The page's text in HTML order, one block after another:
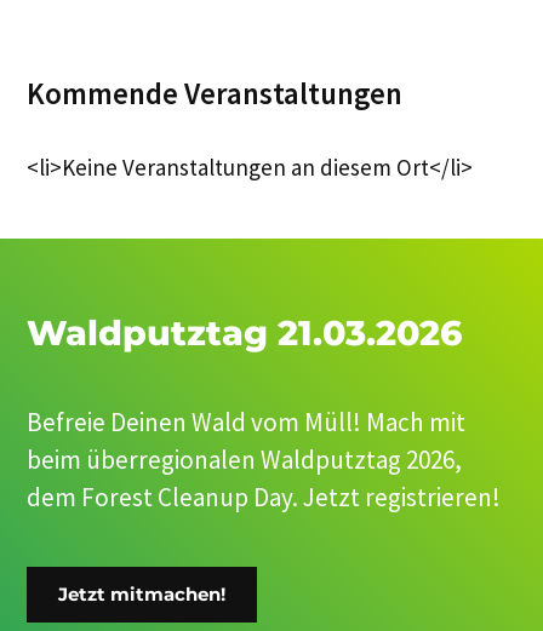
Kommende Veranstaltungen
<li>Keine Veranstaltungen an diesem Ort</li>
Waldputztag 21.03.2026
Befreie Deinen Wald vom Müll! Mach mit
beim überregionalen Waldputztag 2026,
dem Forest Cleanup Day. Jetzt registrieren!
Jetzt mitmachen!